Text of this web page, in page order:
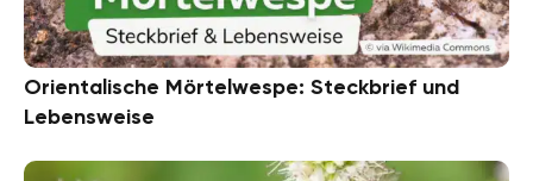
Orientalische Mörtelwespe: Steckbrief und
Lebensweise